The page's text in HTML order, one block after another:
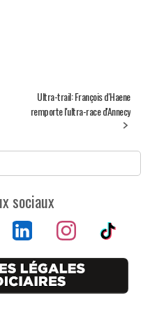
Ultra-trail: François d'Haene
remporte l'ultra-race d'Annecy
sociaux